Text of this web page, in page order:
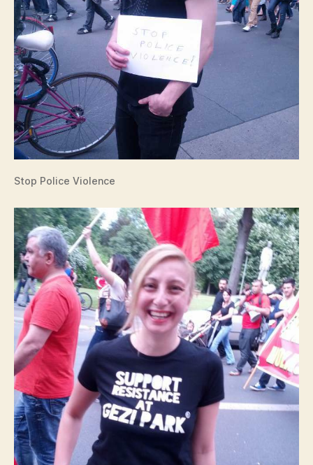
Stop Police Violence